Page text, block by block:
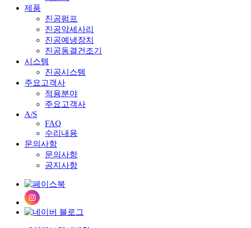
제품
진공펌프
진공악세사리
진공예냉장치
진공동결건조기
시스템
진공시스템
주요고객사
적용분야
주요고객사
A/S
FAQ
수리내용
문의사항
문의사항
공지사항